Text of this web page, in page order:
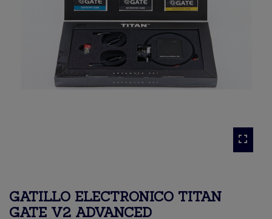
GATILLO ELECTRONICO TITAN
GATE V2 ADVANCED